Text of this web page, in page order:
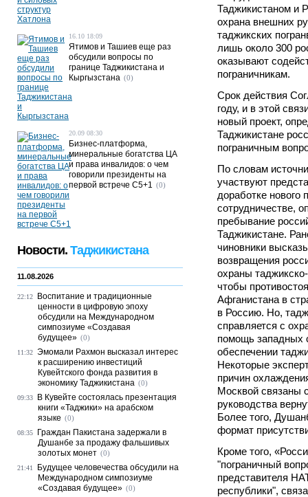
Таджикистаном и
охрана внешних
таджикских
лишь около 300
оказывают
пограничникам.
Срок действия
году, и в этой
новый проект,
Таджикистане
пограничным
По словам
участвуют
доработке нового
сотрудничестве,
пребывание
Таджикистане.
чиновники
возвращения
охраны
чтобы
Афганистана в
в Россию. Но,
справляется с
помощь западных
обеспечении
Некоторые
причин
Москвой связаны
руководства
Более того,
формат
Кроме того,
"пограничный
представителя
республики",
16.10 18:09
Ятимов и Ташиев еще раз
обсудили вопросы по
границе Таджикистана и
Кыргызстана (0)
20.09 08:30
Бизнес-платформа,
минеральные богатства ЦА
и права инвалидов: о чем
говорили президенты на
первой встрече C5+1 (0)
Новости. Таджикистана
11.08.2026
22:12
Воспитание и традиционные
ценности в цифровую эпоху
обсудили на Международном
симпозиуме «Создавая
будущее» (0)
11:32 Эмомали Рахмон высказал интерес
к расширению инвестиций
Кувейтского фонда развития в
экономику Таджикистана (0)
09:33
В Кувейте состоялась презентация
книги «Таджики» на арабском
языке (0)
08:35
Граждан Пакистана задержали в
Душанбе за продажу фальшивых
золотых монет (0)
21:41
Будущее человечества обсудили на
Международном симпозиуме
«Создавая будущее» (0)